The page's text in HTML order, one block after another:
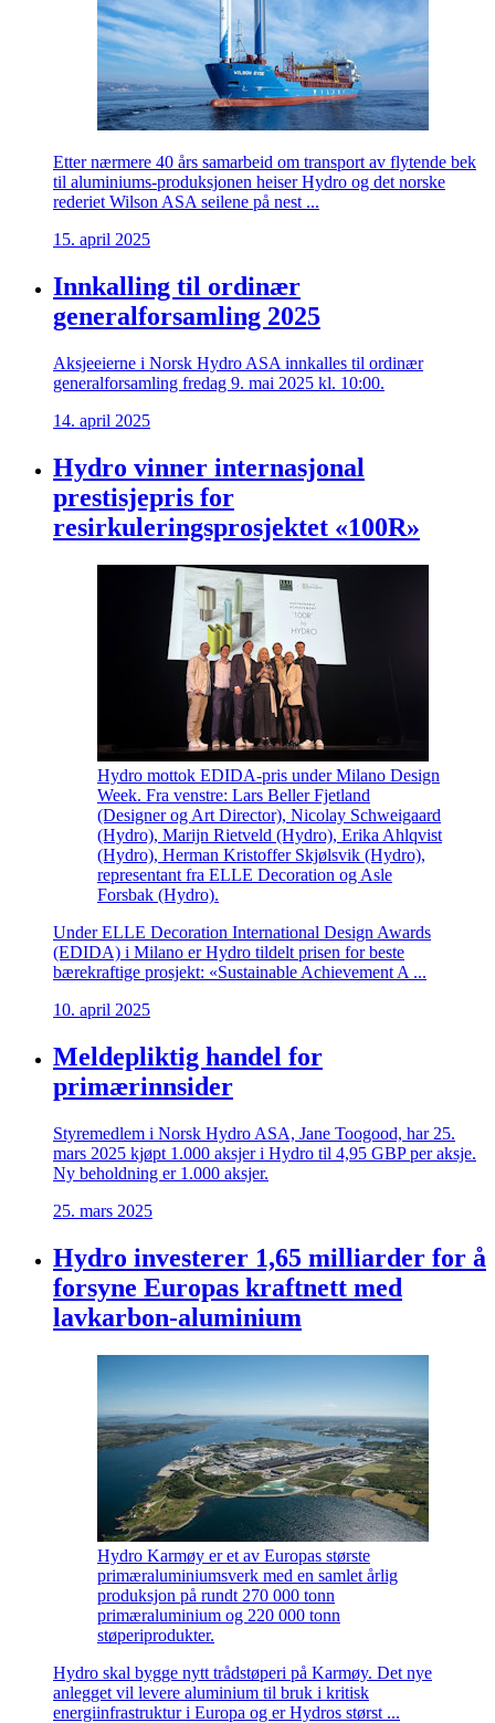
Etter nærmere 40 års samarbeid om transport av flytende bek
til aluminiums-produksjonen heiser Hydro og det norske
rederiet Wilson ASA seilene på nest ...
15. april 2025
Innkalling til ordinær
generalforsamling 2025
Aksjeeierne i Norsk Hydro ASA innkalles til ordinær
generalforsamling fredag 9. mai 2025 kl. 10:00.
14. april 2025
Hydro vinner internasjonal
prestisjepris for
resirkuleringsprosjektet «100R»
Hydro mottok EDIDA-pris under Milano Design
Week. Fra venstre: Lars Beller Fjetland
(Designer og Art Director), Nicolay Schweigaard
(Hydro), Marijn Rietveld (Hydro), Erika Ahlqvist
(Hydro), Herman Kristoffer Skjølsvik (Hydro),
representant fra ELLE Decoration og Asle
Forsbak (Hydro).
Under ELLE Decoration International Design Awards
(EDIDA) i Milano er Hydro tildelt prisen for beste
bærekraftige prosjekt: «Sustainable Achievement A ...
10. april 2025
Meldepliktig handel for
primærinnsider
Styremedlem i Norsk Hydro ASA, Jane Toogood, har 25.
mars 2025 kjøpt 1.000 aksjer i Hydro til 4,95 GBP per aksje.
Ny beholdning er 1.000 aksjer.
25. mars 2025
Hydro investerer 1,65 milliarder for å
forsyne Europas kraftnett med
lavkarbon-aluminium
Hydro Karmøy er et av Europas største
primæraluminiumsverk med en samlet årlig
produksjon på rundt 270 000 tonn
primæraluminium og 220 000 tonn
støperiprodukter.
Hydro skal bygge nytt trådstøperi på Karmøy. Det nye
anlegget vil levere aluminium til bruk i kritisk
energiinfrastruktur i Europa og er Hydros størst ...